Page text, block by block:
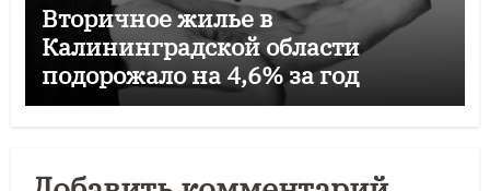
Вторичное жилье в
Калининградской области
подорожало на 4,6% за год